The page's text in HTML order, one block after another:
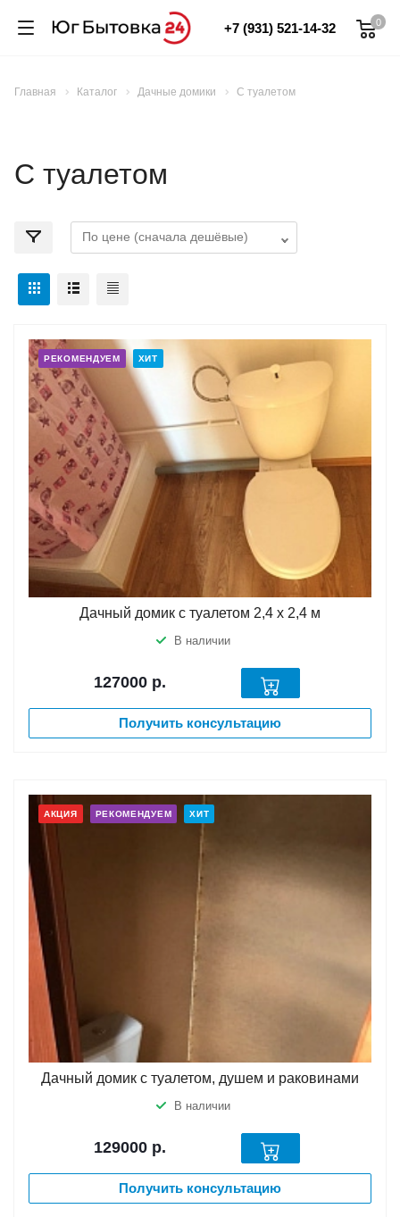
0
+7 (931) 521-14-32
Главная Каталог Дачные домики С туалетом
С туалетом
РЕКОМЕНДУЕМ ХИТ
Дачный домик с туалетом 2,4 х 2,4 м
В наличии
127000 р.
Получить консультацию
АКЦИЯ РЕКОМЕНДУЕМ ХИТ
Дачный домик с туалетом, душем и раковинами
В наличии
129000 р.
Получить консультацию